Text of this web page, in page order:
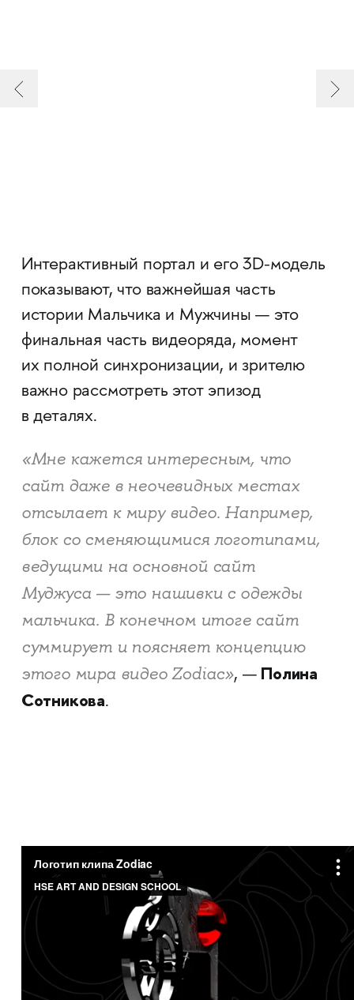
Интерактивный портал и его 3D-модель
показывают, что важнейшая часть
истории Мальчика и Мужчины — это
финальная часть видеоряда, момент
их полной синхронизации, и зрителю
важно рассмотреть этот эпизод
в деталях.
«Мне кажется интересным, что
сайт даже в неочевидных местах
отсылает к миру видео. Например,
блок со сменяющимися логотипами,
ведущими на основной сайт
Муджуса — это нашивки с одежды
мальчика. В конечном итоге сайт
суммирует и поясняет концепцию
этого мира видео Zodiac», — Полина
Сотникова.